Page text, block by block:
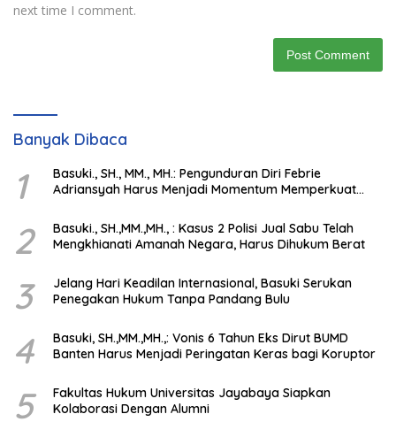
next time I comment.
Banyak Dibaca
1
Basuki., SH., MM., MH.: Pengunduran Diri Febrie
Adriansyah Harus Menjadi Momentum Memperkuat
2
Basuki., SH.,MM.,MH., : Kasus 2 Polisi Jual Sabu Telah
Mengkhianati Amanah Negara, Harus Dihukum Berat
3
Jelang Hari Keadilan Internasional, Basuki Serukan
Penegakan Hukum Tanpa Pandang Bulu
4
Basuki, SH.,MM.,MH.,: Vonis 6 Tahun Eks Dirut BUMD
Banten Harus Menjadi Peringatan Keras bagi Koruptor
5
Fakultas Hukum Universitas Jayabaya Siapkan
Kolaborasi Dengan Alumni